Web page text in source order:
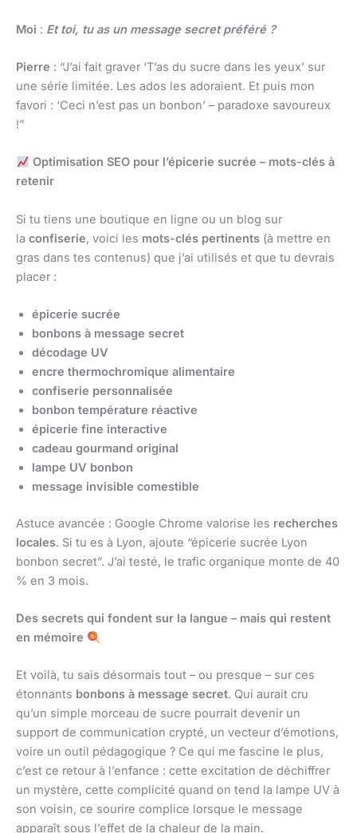
Moi : Et toi, tu as un message secret préféré ?
Pierre : “J’ai fait graver ‘T’as du sucre dans les yeux’ sur
une série limitée. Les ados les adoraient. Et puis mon
favori : ‘Ceci n’est pas un bonbon’ – paradoxe savoureux
!”
Optimisation SEO pour l’épicerie sucrée – mots-clés à
retenir
Si tu tiens une boutique en ligne ou un blog sur
la confiserie, voici les mots-clés pertinents (à mettre en
gras dans tes contenus) que j’ai utilisés et que tu devrais
placer :
épicerie sucrée
bonbons à message secret
décodage UV
encre thermochromique alimentaire
confiserie personnalisée
bonbon température réactive
épicerie fine interactive
cadeau gourmand original
lampe UV bonbon
message invisible comestible
Astuce avancée : Google Chrome valorise les recherches
locales. Si tu es à Lyon, ajoute “épicerie sucrée Lyon
bonbon secret”. J’ai testé, le trafic organique monte de 40
% en 3 mois.
Des secrets qui fondent sur la langue – mais qui restent
en mémoire
Et voilà, tu sais désormais tout – ou presque – sur ces
étonnants bonbons à message secret. Qui aurait cru
qu’un simple morceau de sucre pourrait devenir un
support de communication crypté, un vecteur d’émotions,
voire un outil pédagogique ? Ce qui me fascine le plus,
c’est ce retour à l’enfance : cette excitation de déchiffrer
un mystère, cette complicité quand on tend la lampe UV à
son voisin, ce sourire complice lorsque le message
apparaît sous l’effet de la chaleur de la main.